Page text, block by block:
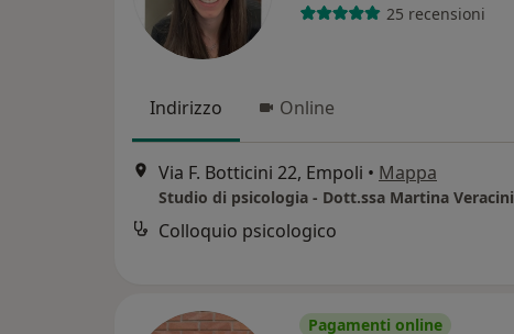
25 recensioni
Indirizzo Online
Via F. Botticini 22, Empoli • Mappa
Studio di psicologia - Dott.ssa Martina Veracini
Colloquio psicologico
Pagamenti online